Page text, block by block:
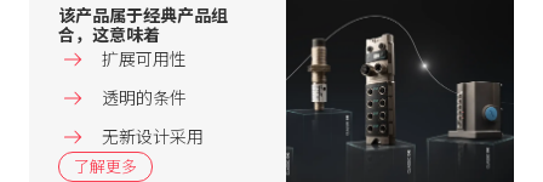
该产品属于经典产品组
合，这意味着
扩展可用性
透明的条件
无新设计采用
了解更多